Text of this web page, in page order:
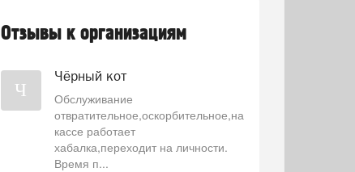
Отзывы к организациям
Ч
Чёрный кот
Обслуживание
отвратительное,оскорбительное,на
кассе работает
хабалка,переходит на личности.
Время п...